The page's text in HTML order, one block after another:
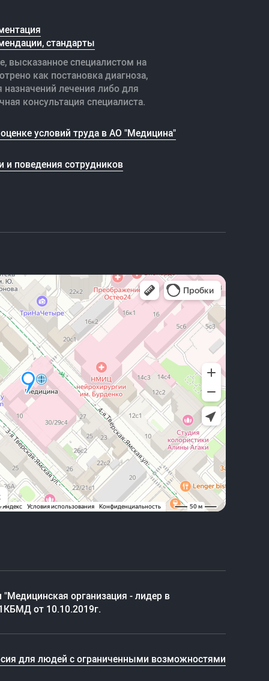
стандарты
высказанное специалистом на
как постановка диагноза,
лечения либо для
консультация специалиста.
условий труда в АО "Медицина"
и поведения сотрудников
организация - лидер в
от 10.10.2019г.
для людей с ограниченными возможностями